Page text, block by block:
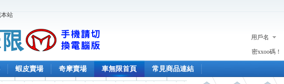
站
用戶名
密xxoo碼！
蝦皮賣場 奇摩賣場 車無限首頁 常見商品連結